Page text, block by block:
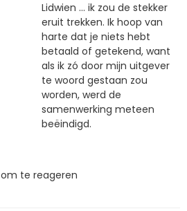
Lidwien ... ik zou de stekker
eruit trekken. Ik hoop van
harte dat je niets hebt
betaald of getekend, want
als ik zó door mijn uitgever
te woord gestaan zou
worden, werd de
samenwerking meteen
beëindigd.
om te reageren